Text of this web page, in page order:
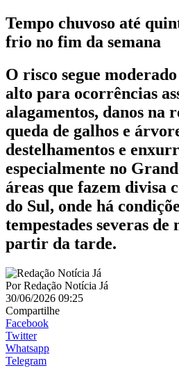
Tempo chuvoso até
frio no fim da semana
O risco segue
alto para ocorrências
alagamentos, danos na
queda de galhos e
destelhamentos e
especialmente no
áreas que fazem divisa
do Sul, onde há
tempestades severas
partir da tarde.
PorRedação Notícia Já
30/06/2026 09:25
Compartilhe
Facebook
Twitter
Whatsapp
Telegram